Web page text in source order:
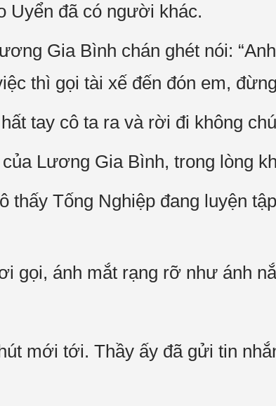
Uyển đã có người khác.
Gia Bình chán ghét nói:
thì gọi tài xế đến đón em,
tay cô ta ra và rời đi không
Lương Gia Bình, trong lòng
Tống Nghiệp đang luyện
gọi, ánh mắt rạng rỡ như ánh
mới tới. Thầy ấy đã gửi tin